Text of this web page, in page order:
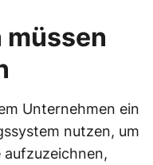
müssen
Unternehmen ein
nutzen, um